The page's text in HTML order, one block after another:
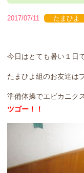
2017/07/11 たまひよ
今日はとても暑い１日
たまひよ組のお友達は
準備体操でエビカニク
ツゴー！！